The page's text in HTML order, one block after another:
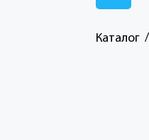
Каталог